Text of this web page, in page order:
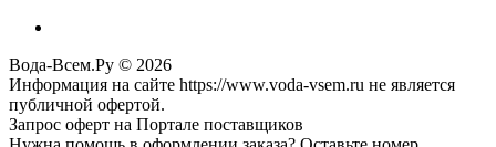
Вода-Всем.Ру © 2026
Информация на сайте https://www.voda-vsem.ru не является
публичной офертой.
Запрос оферт на Портале поставщиков